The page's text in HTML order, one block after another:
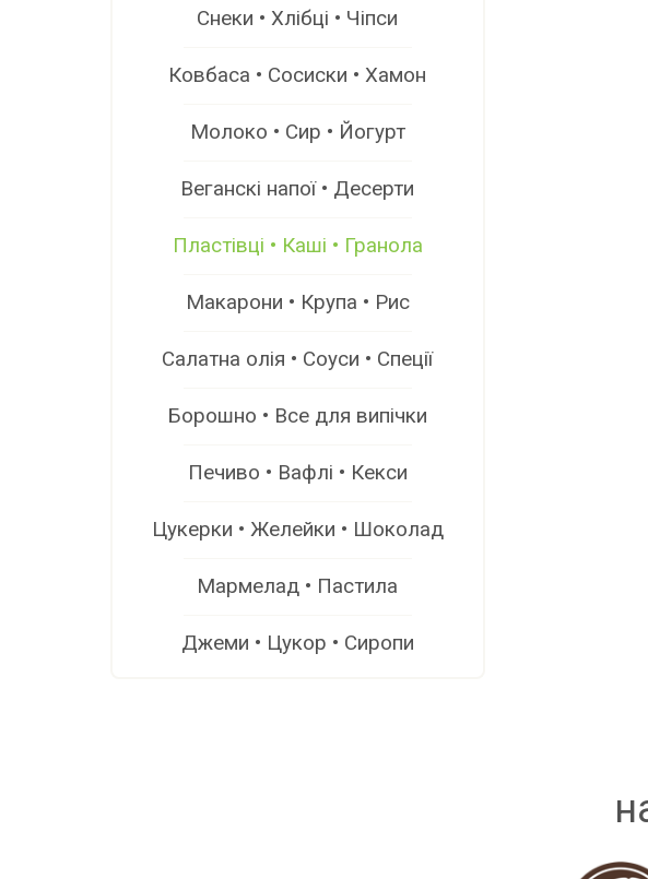
Снеки • Хлібці • Чіпси
Ковбаса • Сосиски • Хамон
Молоко • Сир • Йогурт
Веганскі напої • Десерти
Пластівці • Каші • Гранола
Макарони • Крупа • Рис
Салатна олія • Соуси • Спеції
Борошно • Все для випічки
Печиво • Вафлі • Кекси
Цукерки • Желейки • Шоколад
Мармелад • Пастила
Джеми • Цукор • Сиропи